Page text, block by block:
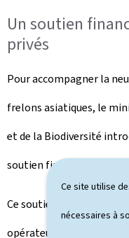
Ce site utilise
nécessaires à
Un soutien
privés
Pour accompagner la
frelons asiatiques, le
et de la Biodiversité
soutien financier destiné
Ce soutien couvre une
opérateur spécialisé pour